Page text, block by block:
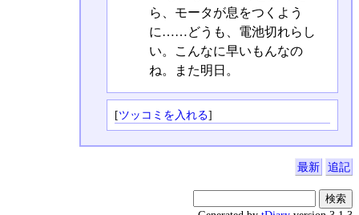
ら、モータが息をつくよう
に……どうも、電池切れらし
い。こんなに早いもんなの
ね。また明日。
[ツッコミを入れる]
最新 追記